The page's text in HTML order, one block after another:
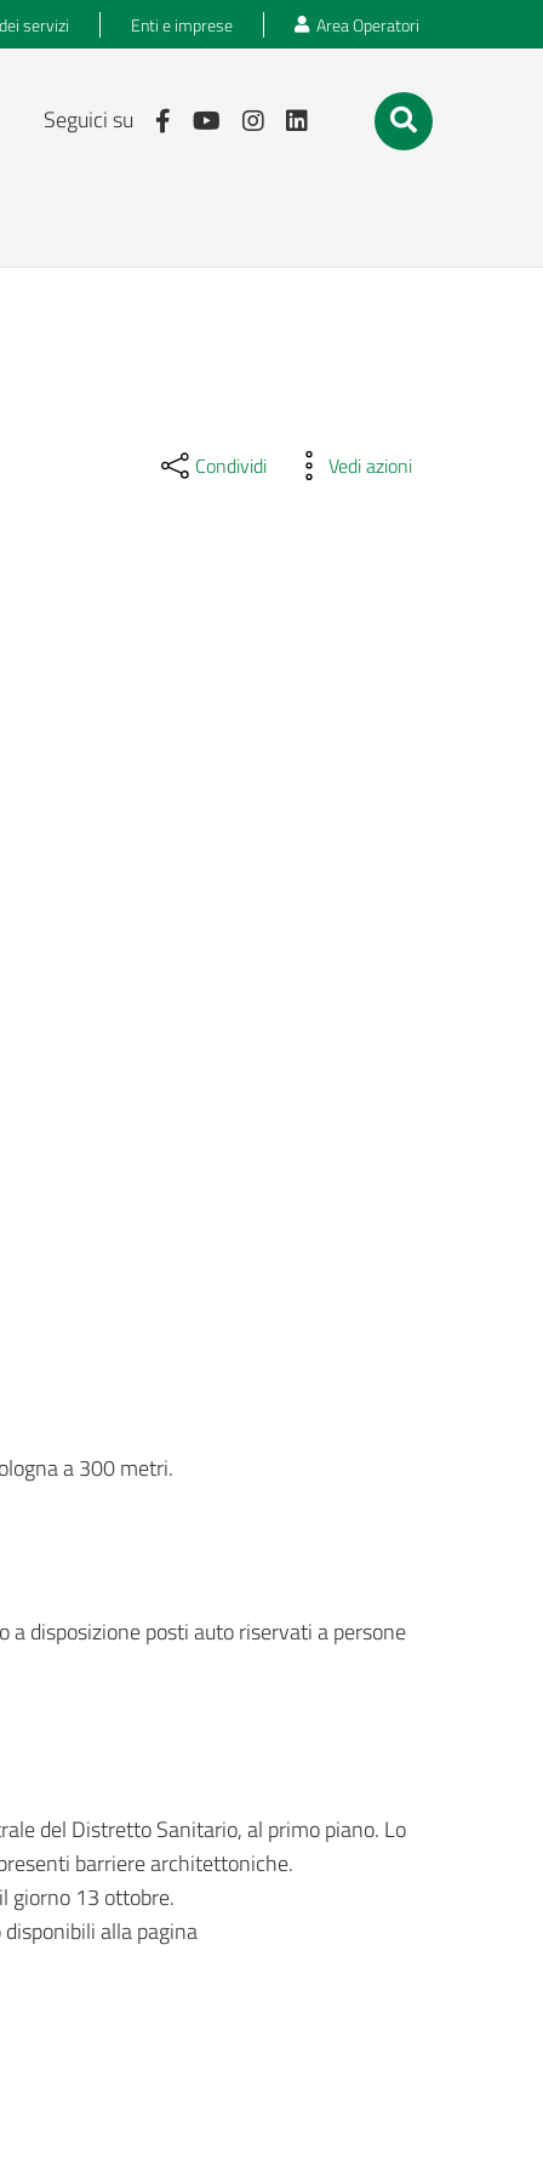
servizi Enti e imprese Area Operatori
Seguici su
Condividi Vedi azioni
a 300 metri.
a disposizione posti auto riservati a persone
del Distretto Sanitario, al primo piano. Lo
barriere architettoniche.
giorno 13 ottobre.
alla pagina